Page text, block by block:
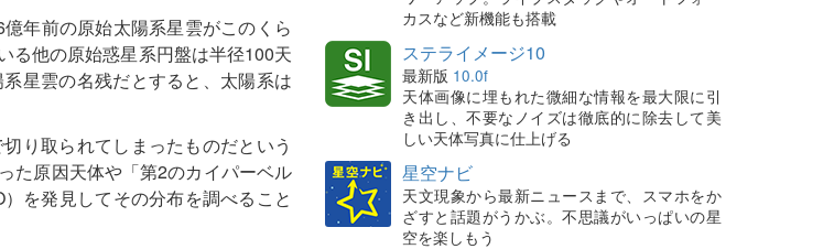
年前の原始太陽系星雲がこのくら
る他の原始惑星系円盤は半径100天
星雲の名残だとすると、太陽系は
り取られてしまったものだという
た原因天体や「第2のカイパーベル
を発見してその分布を調べること
カスなど新機能も搭載
ステライメージ10
最新版 10.0f
天体画像に埋もれた微細な情報を最大限に引
き出し、不要なノイズは徹底的に除去して美
しい天体写真に仕上げる
星空ナビ
天文現象から最新ニュースまで、スマホをか
ざすと話題がうかぶ。不思議がいっぱいの星
空を楽しもう